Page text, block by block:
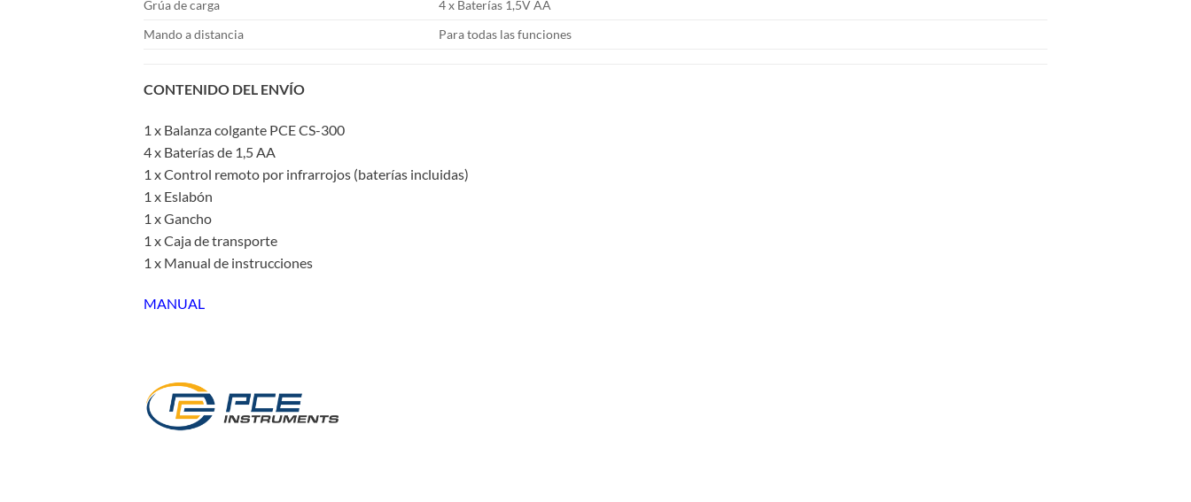
Grúa de carga
4 x Baterías 1,5V AA
Mando a distancia
Para todas las funciones
CONTENIDO DEL ENVÍO
1 x Balanza colgante PCE CS-300
4 x Baterías de 1,5 AA
1 x Control remoto por infrarrojos (baterías incluidas)
1 x Eslabón
1 x Gancho
1 x Caja de transporte
1 x Manual de instrucciones
MANUAL